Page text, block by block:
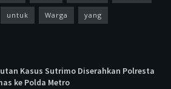
untuk Warga yang
Kasus Sutrimo Diserahkan Polresta
ke Polda Metro